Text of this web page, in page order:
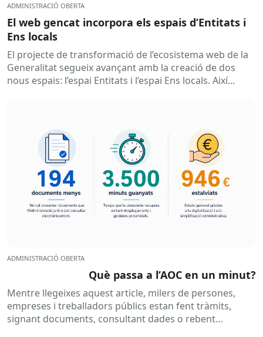
ADMINISTRACIÓ OBERTA
El web gencat incorpora els espais d’Entitats i
Ens locals
El projecte de transformació de l’ecosistema web de la
Generalitat segueix avançant amb la creació de dos
nous espais: l’espai Entitats i l’espai Ens locals. Així...
ADMINISTRACIÓ OBERTA
Què passa a l’AOC en un minut?
Mentre llegeixes aquest article, milers de persones,
empreses i treballadors públics estan fent tràmits,
signant documents, consultant dades o rebent